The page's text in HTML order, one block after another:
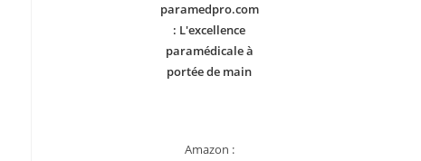
paramedpro.com
: L'excellence
paramédicale à
portée de main
Amazon :